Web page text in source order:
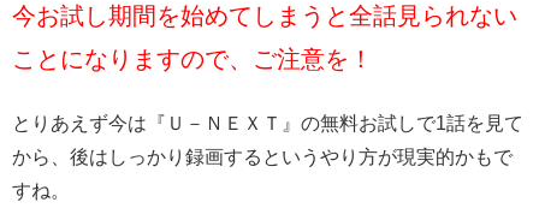
今お試し期間を始めてしまうと全話見られない
ことになりますので、ご注意を！
とりあえず今は『Ｕ－ＮＥＸＴ』の無料お試しで1話を見て
から、後はしっかり録画するというやり方が現実的かもで
すね。